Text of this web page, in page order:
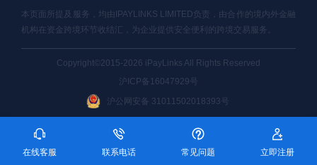
在线客服 联系电话 常见问题 立即注册
本页面所提及服务，均由IPAYLINKS LIMITED负责，由合作的境内外金融
机构在资金跨境环节收结汇，为企业提供安全便利的跨境交易服务。
Copyright©2015-2026 iPayLinks All Rights Reserved
沪ICP备16047929号
沪公网安备 31011502018393号